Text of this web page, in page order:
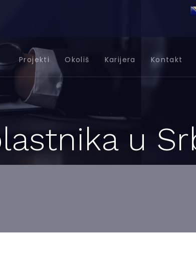
Projekti Okoliš Karijera Kontakt
u